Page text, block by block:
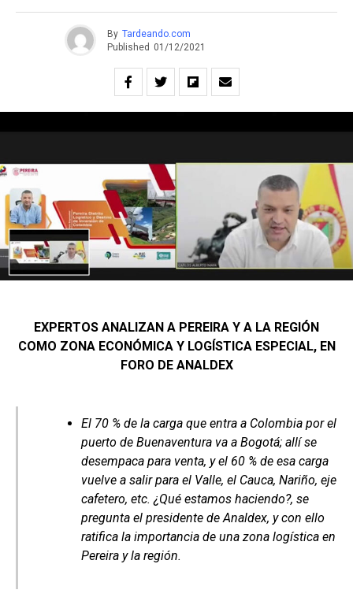
By Tardeando.com
Published 01/12/2021
EXPERTOS ANALIZAN A PEREIRA Y A LA REGIÓN
COMO ZONA ECONÓMICA Y LOGÍSTICA ESPECIAL, EN
FORO DE ANALDEX
El 70 % de la carga que entra a Colombia por el
puerto de Buenaventura va a Bogotá; allí se
desempaca para venta, y el 60 % de esa carga
vuelve a salir para el Valle, el Cauca, Nariño, eje
cafetero, etc. ¿Qué estamos haciendo?, se
pregunta el presidente de Analdex, y con ello
ratifica la importancia de una zona logística en
Pereira y la región.